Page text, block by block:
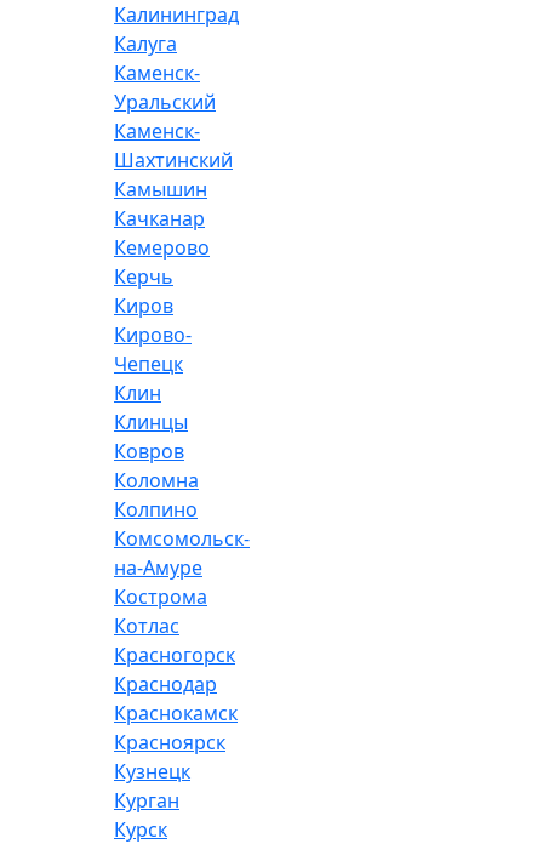
Калининград
Калуга
Каменск-
Уральский
Каменск-
Шахтинский
Камышин
Качканар
Кемерово
Керчь
Киров
Кирово-
Чепецк
Клин
Клинцы
Ковров
Коломна
Колпино
Комсомольск-
на-Амуре
Кострома
Котлас
Красногорск
Краснодар
Краснокамск
Красноярск
Кузнецк
Курган
Курск